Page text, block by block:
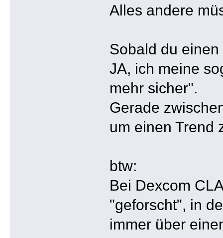
Alles andere
Sobald du
JA, ich meine
mehr sicher".
Gerade
um einen Trend
btw:
Bei Dexcom
"geforscht", in
immer über